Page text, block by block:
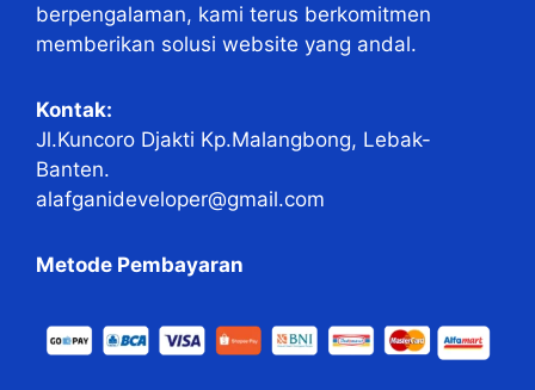
berpengalaman, kami terus berkomitmen
memberikan solusi website yang andal.
Kontak:
Jl.Kuncoro Djakti Kp.Malangbong, Lebak-
Banten.
alafganideveloper@gmail.com
Metode Pembayaran